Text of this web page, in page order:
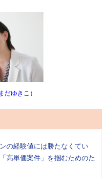
だゆきこ）
の経験値には勝たなくてい
高単価案件」を掴むためのた